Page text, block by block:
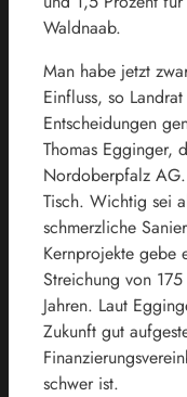
Waldnaab.
Man habe jetzt
Einfluss, so
Entscheidungen
Thomas Egginger,
Nordoberpfalz
Tisch. Wichtig sei
schmerzliche
Kernprojekte gebe
Streichung von
Jahren. Laut
Zukunft gut
schwer ist.